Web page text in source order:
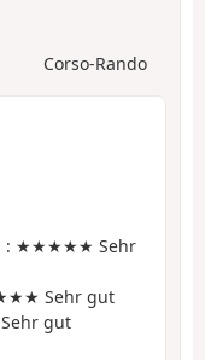
Corso-Rando
: ★★★★★ Sehr
Sehr gut
gut